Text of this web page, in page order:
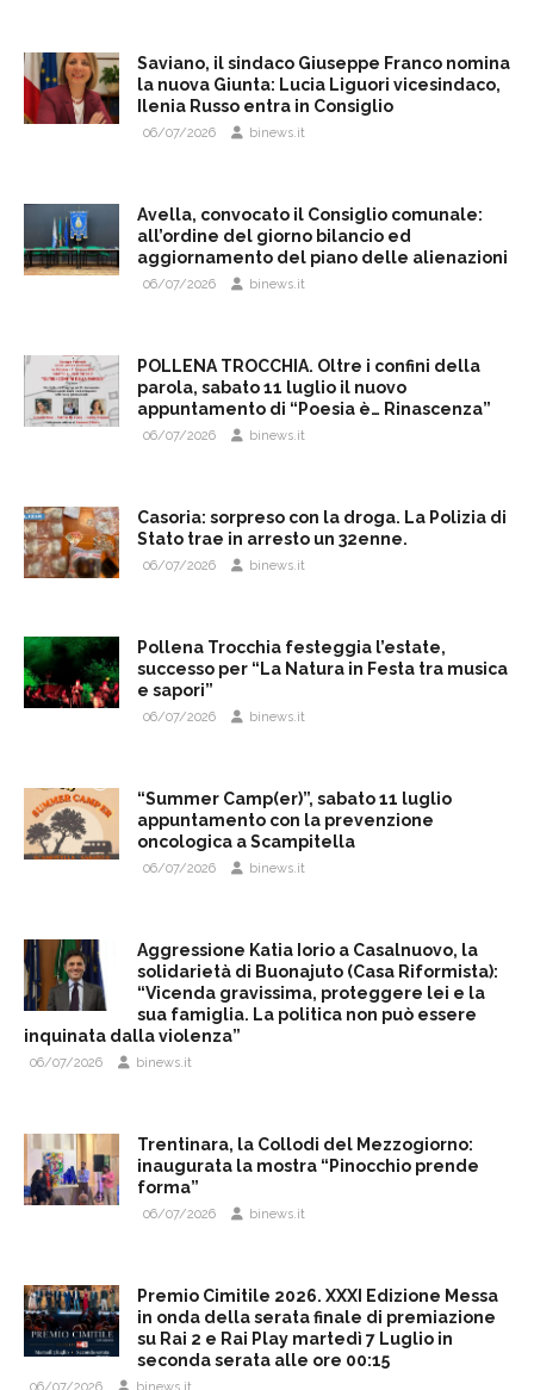
Saviano, il sindaco Giuseppe Franco nomina
la nuova Giunta: Lucia Liguori vicesindaco,
Ilenia Russo entra in Consiglio
06/07/2026 binews.it
Avella, convocato il Consiglio comunale:
all’ordine del giorno bilancio ed
aggiornamento del piano delle alienazioni
06/07/2026 binews.it
POLLENA TROCCHIA. Oltre i confini della
parola, sabato 11 luglio il nuovo
appuntamento di “Poesia è… Rinascenza”
06/07/2026 binews.it
Casoria: sorpreso con la droga. La Polizia di
Stato trae in arresto un 32enne.
06/07/2026 binews.it
Pollena Trocchia festeggia l’estate,
successo per “La Natura in Festa tra musica
e sapori”
06/07/2026 binews.it
“Summer Camp(er)”, sabato 11 luglio
appuntamento con la prevenzione
oncologica a Scampitella
06/07/2026 binews.it
Aggressione Katia Iorio a Casalnuovo, la
solidarietà di Buonajuto (Casa Riformista):
“Vicenda gravissima, proteggere lei e la
sua famiglia. La politica non può essere
inquinata dalla violenza”
06/07/2026 binews.it
Trentinara, la Collodi del Mezzogiorno:
inaugurata la mostra “Pinocchio prende
forma”
06/07/2026 binews.it
Premio Cimitile 2026. XXXI Edizione Messa
in onda della serata finale di premiazione
su Rai 2 e Rai Play martedì 7 Luglio in
seconda serata alle ore 00:15
06/07/2026 binews.it